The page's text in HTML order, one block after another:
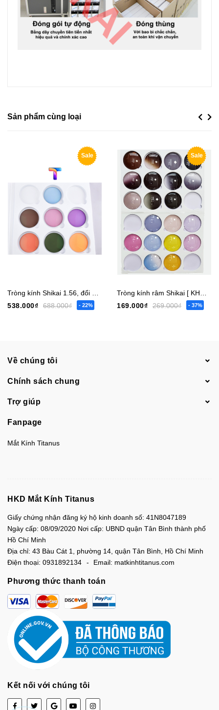
Sản phẩm cùng loại Previous
Sale
538.000₫
688.000₫ - 22%
Sale
169.000₫
269.000₫ - 37%
Next
Về chúng tôi
Chính sách chung
Trợ giúp
Fanpage
Mắt Kính Titanus
HKD Mắt Kính Titanus
Giấy chứng nhận đăng ký hộ kinh doanh số: 41N8047189
Ngày cấp: 08/09/2020 Nơi cấp: UBND quận Tân Bình thành phố
Hồ Chí Minh
Địa chỉ: 43 Bàu Cát 1, phường 14, quận Tân Bình, Hồ Chí Minh
Điện thoại: 0931892134 Email: matkinhtitanus.com
Phương thức thanh toán
Kết nối với chúng tôi